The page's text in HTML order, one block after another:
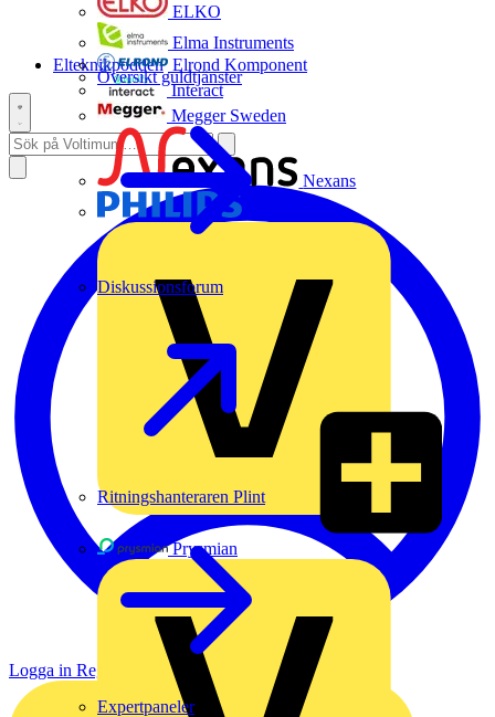
ELKO
Elma Instruments
Elrond Komponent
Interact
Megger Sweden
Nexans
Prysmian
Översikt guldtjänster
Diskussionsforum
Ritningshanteraren Plint
Expertpaneler
Elteknikpodden
Logga in Registrera dig